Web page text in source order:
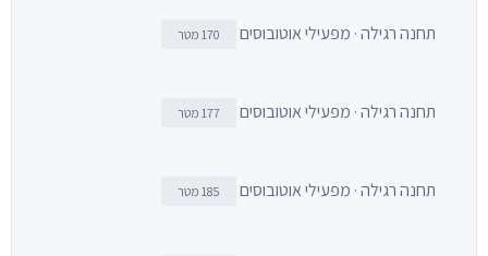
תחנה רגילה · מפעילי אוטובוסים 170 מטר
תחנה רגילה · מפעילי אוטובוסים 177 מטר
תחנה רגילה · מפעילי אוטובוסים 185 מטר